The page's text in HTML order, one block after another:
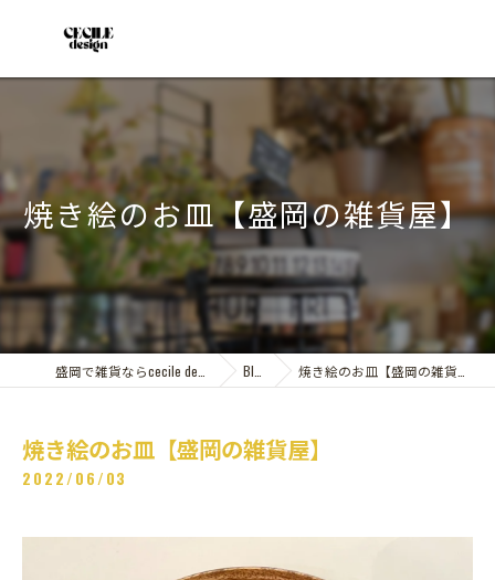
焼き絵のお皿【盛岡の雑貨屋】
Blog 焼き絵のお皿【盛岡の雑貨屋】
焼き絵のお皿【盛岡の雑貨屋】
2022/06/03